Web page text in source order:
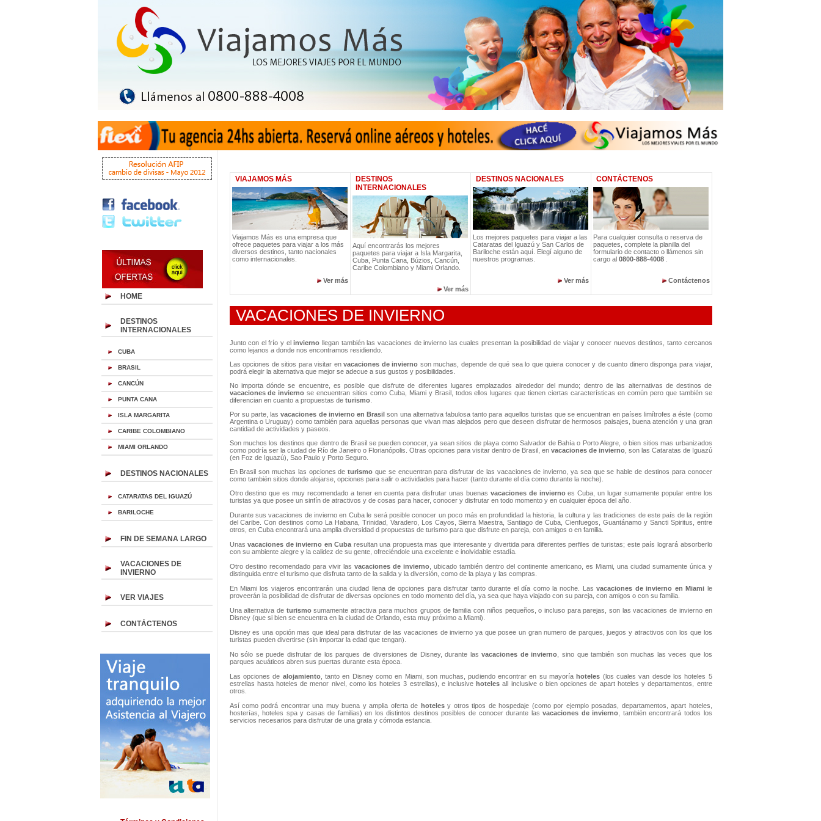
HOME
DESTINOS
INTERNACIONALES
CUBA
BRASIL
CANCÚN
PUNTA CANA
ISLA MARGARITA
CARIBE COLOMBIANO
MIAMI ORLANDO
DESTINOS NACIONALES
CATARATAS DEL IGUAZÚ
BARILOCHE
FIN DE SEMANA LARGO
VACACIONES DE
INVIERNO
VER VIAJES
CONTÁCTENOS
VIAJAMOS MÁS
Viajamos Más es una empresa que
ofrece paquetes para viajar a los más
diversos destinos, tanto nacionales
como internacionales.
Ver más
DESTINOS
INTERNACIONALES
Aquí encontrarás los mejores
paquetes para viajar a Isla Margarita,
Cuba, Punta Cana, Búzios, Cancún,
Caribe Colombiano y Miami Orlando.
Ver más
DESTINOS NACIONALES
Los mejores paquetes para viajar a las
Cataratas del Iguazú y San Carlos de
Bariloche están aquí. Elegí alguno de
nuestros programas.
Ver más
CONTÁCTENOS
Para cualquier consulta o reserva de
paquetes, complete la planilla del
formulario de contacto o llámenos sin
cargo al 0800-888-4008.
Contáctenos
VACACIONES DE INVIERNO
Junto con el frío y elinvierno llegan también las vacaciones de invierno las cuales presentan la posibilidad de viajar y conocer nuevos destinos, tanto cercanos
como lejanos a donde nos encontramos residiendo.
Las opciones de sitios para visitar envacaciones de invierno son muchas, depende de qué sea lo que quiera conocer y de cuanto dinero disponga para viajar,
podrá elegir la alternativa que mejor se adecue a sus gustos y posibilidades.
No importa dónde se encuentre, es posible que disfrute de diferentes lugares emplazados alrededor del mundo; dentro de las alternativas de destinos de
vacaciones de invierno se encuentran sitios como Cuba, Miami y Brasil, todos ellos lugares que tienen ciertas características en común pero que también se
diferencian en cuanto a propuestas de turismo.
Por su parte, las vacaciones de invierno en Brasilson una alternativa fabulosa tanto para aquellos turistas que se encuentran en países limítrofes a éste (como
Argentina o Uruguay) como también para aquellas personas que vivan mas alejados pero que deseen disfrutar de hermosos paisajes, buena atención y una gran
cantidad de actividades y paseos.
Son muchos los destinos que dentro de Brasil se pueden conocer, ya sean sitios de playa como Salvador de Bahía o Porto Alegre, o bien sitios mas urbanizados
como podría ser la ciudad de Río de Janeiro o Florianópolis. Otras opciones para visitar dentro de Brasil, en vacaciones de invierno, son las Cataratas de Iguazú
(en Foz de Iguazú), Sao Paulo y Porto Seguro.
En Brasil son muchas las opciones deturismo que se encuentran para disfrutar de las vacaciones de invierno, ya sea que se hable de destinos para conocer
como también sitios donde alojarse, opciones para salir o actividades para hacer (tanto durante el día como durante la noche).
Otro destino que es muy recomendado a tener en cuenta para disfrutar unas buenas vacaciones de inviernoes Cuba, un lugar sumamente popular entre los
turistas ya que posee un sinfín de atractivos y de cosas para hacer, conocer y disfrutar en todo momento y en cualquier época del año.
Durante sus vacaciones de invierno en Cuba le será posible conocer un poco más en profundidad la historia, la cultura y las tradiciones de este país de la región
del Caribe. Con destinos como La Habana, Trinidad, Varadero, Los Cayos, Sierra Maestra, Santiago de Cuba, Cienfuegos, Guantánamo y Sancti Spiritus, entre
otros, en Cuba encontrará una amplia diversidad d propuestas de turismo para que disfrute en pareja, con amigos o en familia.
Unas vacaciones de invierno en Cuba resultan una propuesta mas que interesante y divertida para diferentes perfiles de turistas; este país logrará absorberlo
con su ambiente alegre y la calidez de su gente, ofreciéndole una excelente e inolvidable estadía.
Otro destino recomendado para vivir las vacaciones de invierno, ubicado también dentro del continente americano, es Miami, una ciudad sumamente única y
distinguida entre el turismo que disfruta tanto de la salida y la diversión, como de la playa y las compras.
En Miami los viajeros encontrarán una ciudad llena de opciones para disfrutar tanto durante el día como la noche. Las vacaciones de invierno en Miami le
proveerán la posibilidad de disfrutar de diversas opciones en todo momento del día, ya sea que haya viajado con su pareja, con amigos o con su familia.
Una alternativa de turismosumamente atractiva para muchos grupos de familia con niños pequeños, o incluso para parejas, son las vacaciones de invierno en
Disney (que si bien se encuentra en la ciudad de Orlando, esta muy próximo a Miami).
Disney es una opción mas que ideal para disfrutar de las vacaciones de invierno ya que posee un gran numero de parques, juegos y atractivos con los que los
turistas pueden divertirse (sin importar la edad que tengan).
No sólo se puede disfrutar de los parques de diversiones de Disney, durante las vacaciones de invierno , sino que también son muchas las veces que los
parques acuáticos abren sus puertas durante esta época.
Las opciones de alojamiento, tanto en Disney como en Miami, son muchas, pudiendo encontrar en su mayoríahoteles (los cuales van desde los hoteles 5
estrellas hasta hoteles de menor nivel, como los hoteles 3 estrellas), e inclusivehoteles all inclusive o bien opciones de apart hoteles y departamentos, entre
otros.
Así como podrá encontrar una muy buena y amplia oferta de hotelesy otros tipos de hospedaje (como por ejemplo posadas, departamentos, apart hoteles,
hosterías, hoteles spa y casas de familias) en los distintos destinos posibles de conocer durante lasvacaciones de invierno , también encontrará todos los
servicios necesarios para disfrutar de una grata y cómoda estancia.